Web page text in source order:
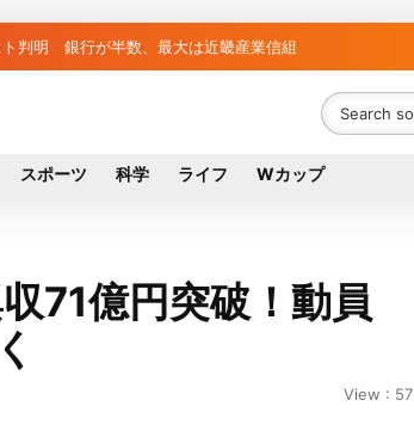
スト判明 銀行が半数、最大は近畿産業信組
阪神完売も動員伸び悩む球団
スポーツ 科学 ライフ Wカップ
71億円突破！動員
View : 57